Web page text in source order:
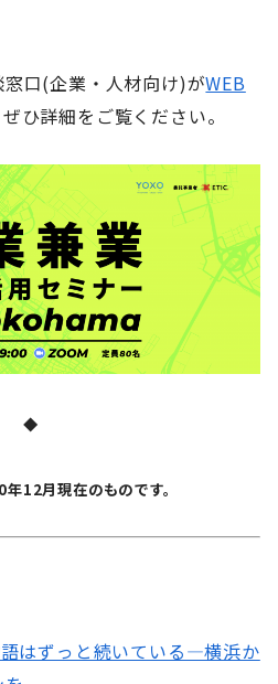
口(企業・人材向け)がWEB
ひ詳細をご覧ください。
◆
12月現在のものです。
はずっと続いている―横浜か